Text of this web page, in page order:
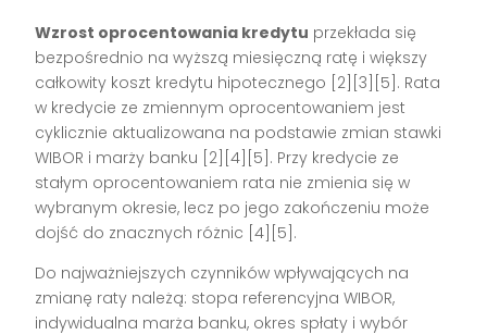
Wzrost oprocentowania kredytu przekłada się
bezpośrednio na wyższą miesięczną ratę i większy
całkowity koszt kredytu hipotecznego [2][3][5] . Rata
w kredycie ze zmiennym oprocentowaniem jest
cyklicznie aktualizowana na podstawie zmian stawki
WIBOR i marży banku [2][4][5] . Przy kredycie ze
stałym oprocentowaniem rata nie zmienia się w
wybranym okresie, lecz po jego zakończeniu może
dojść do znacznych różnic [4][5] .
Do najważniejszych czynników wpływających na
zmianę raty należą: stopa referencyjna WIBOR,
indywidualna marża banku, okres spłaty i wybór